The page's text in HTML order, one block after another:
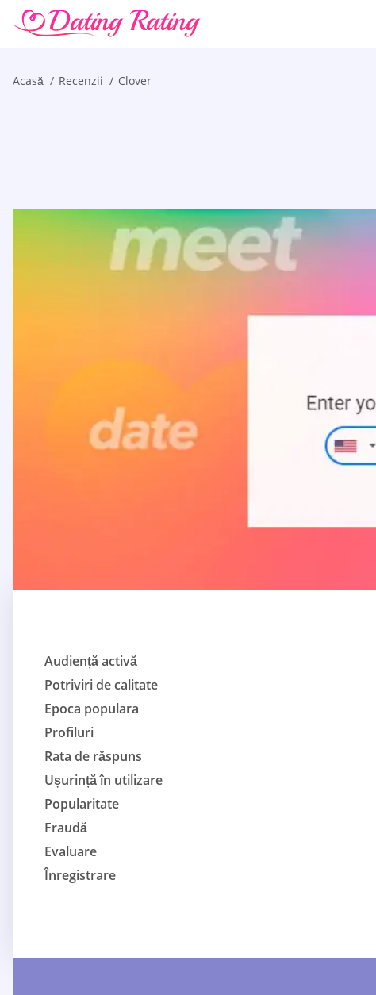
Acasă Recenzii Clover
Audiență activă
Potriviri de calitate
Epoca populara
Profiluri
Rata de răspuns
Ușurință în utilizare
Popularitate
Fraudă
Evaluare
Înregistrare